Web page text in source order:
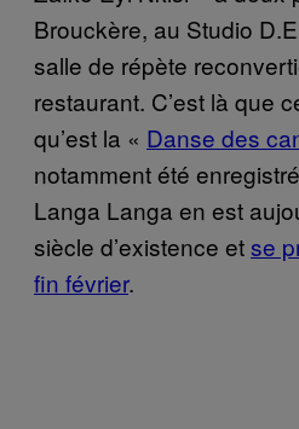
Brouckère, au Studio
salle de répète
restaurant. C’est là que
qu’est la « Danse des
notamment été
Langa Langa en est
siècle d’existence etse
fin février.